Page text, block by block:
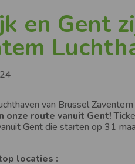
en Gent
van Brussel
onze route vanuit Gent!
Gent die starten op 31
locaties :